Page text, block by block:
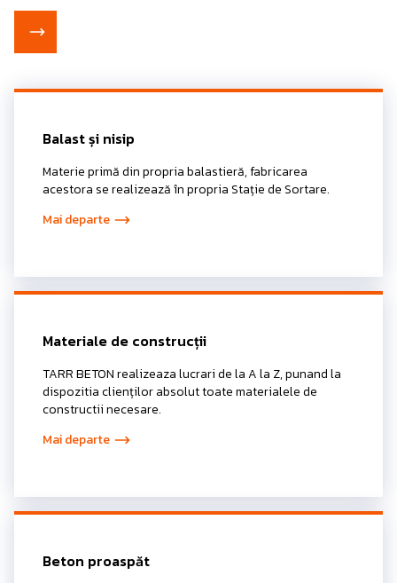
Balast și nisip
Materie primă din propria balastieră, fabricarea
acestora se realizează în propria Stație de Sortare.
Mai departe
Materiale de construcții
TARR BETON realizeaza lucrari de la A la Z, punand la
dispozitia clienților absolut toate materialele de
constructii necesare.
Mai departe
Beton proaspăt